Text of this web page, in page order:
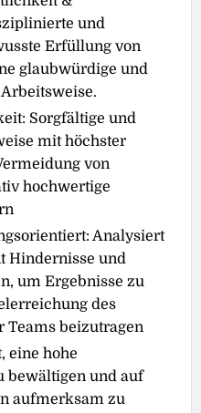
und
Erfüllung von
glaubwürdige und
Sorgfältige und
mit höchster
von
hochwertige
Analysiert
Hindernisse und
um Ergebnisse zu
des
Teams beizutragen
eine hohe
bewältigen und auf
aufmerksam zu